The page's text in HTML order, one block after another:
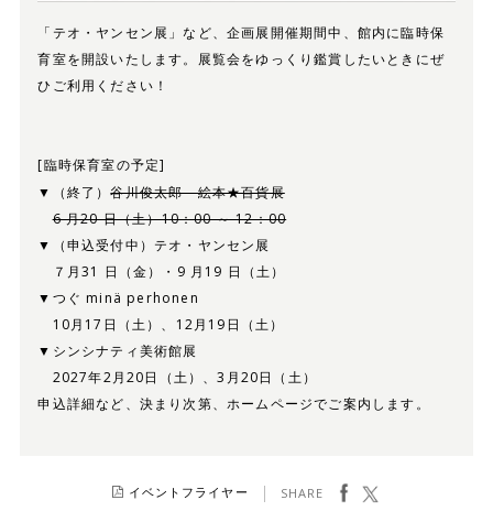
「テオ・ヤンセン展」など、企画展開催期間中、館内に臨時保
育室を開設いたします。展覧会をゆっくり鑑賞したいときにぜ
ひご利用ください！
[臨時保育室の予定]
▼（終了）谷川俊太郎 絵本★百貨展
6 月20 日（土）10：00 ～ 12：00
▼（申込受付中）テオ・ヤンセン展
７月31 日（金）・9 月19 日（土）
▼つぐ minä perhonen
10月17日（土）、12月19日（土）
▼シンシナティ美術館展
2027年2月20日（土）、3月20日（土）
申込詳細など、決まり次第、ホームページでご案内します。
イベントフライヤー SHARE facebook